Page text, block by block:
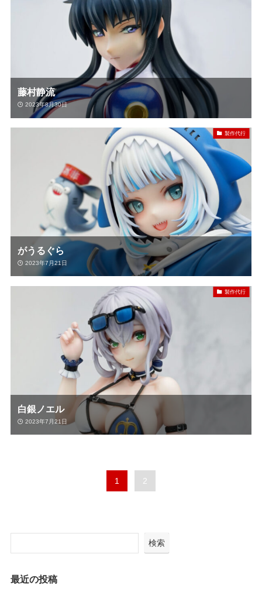
藤村静流
2023年8月30日
製作代行
がうるぐら
2023年7月21日
製作代行
白銀ノエル
2023年7月21日
1 2
検索
最近の投稿